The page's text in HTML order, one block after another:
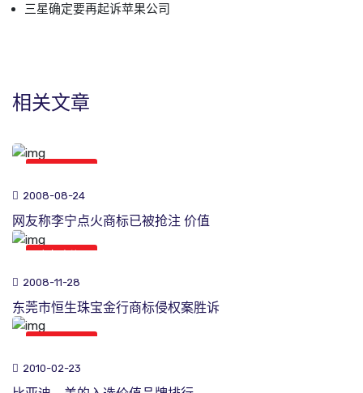
三星确定要再起诉苹果公司
相关文章
2008-08-24
网友称李宁点火商标已被抢注 价值
2008-11-28
东莞市恒生珠宝金行商标侵权案胜诉
2010-02-23